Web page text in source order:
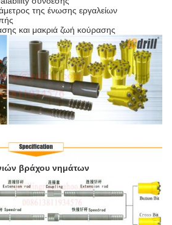
της ένωσης εργαλείων
και μακριά ζωή κούρασης
βράχου νημάτων